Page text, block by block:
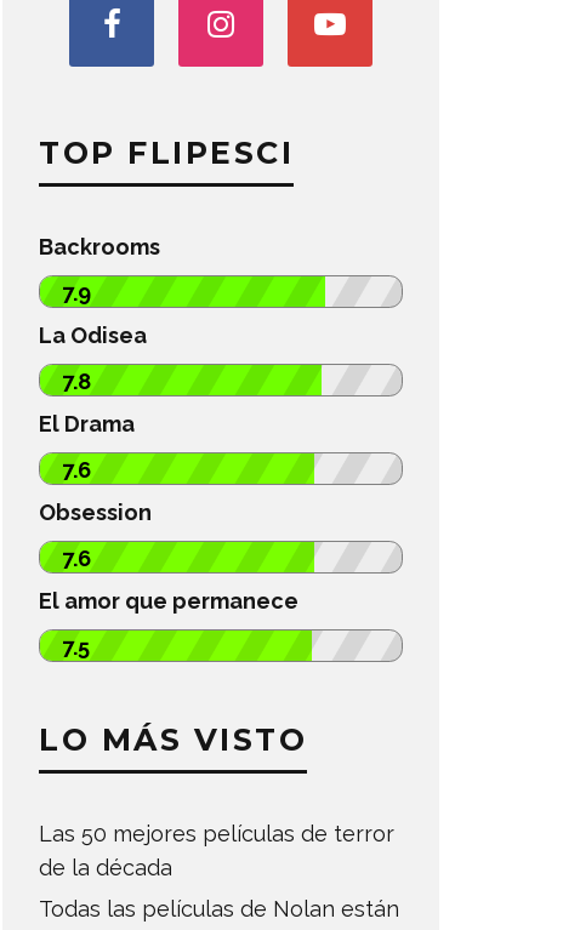
TOP FLIPESCI
Backrooms
7.9
La Odisea
7.8
El Drama
7.6
Obsession
7.6
El amor que permanece
7.5
LO MÁS VISTO
Las 50 mejores películas de terror
de la década
Todas las películas de Nolan están